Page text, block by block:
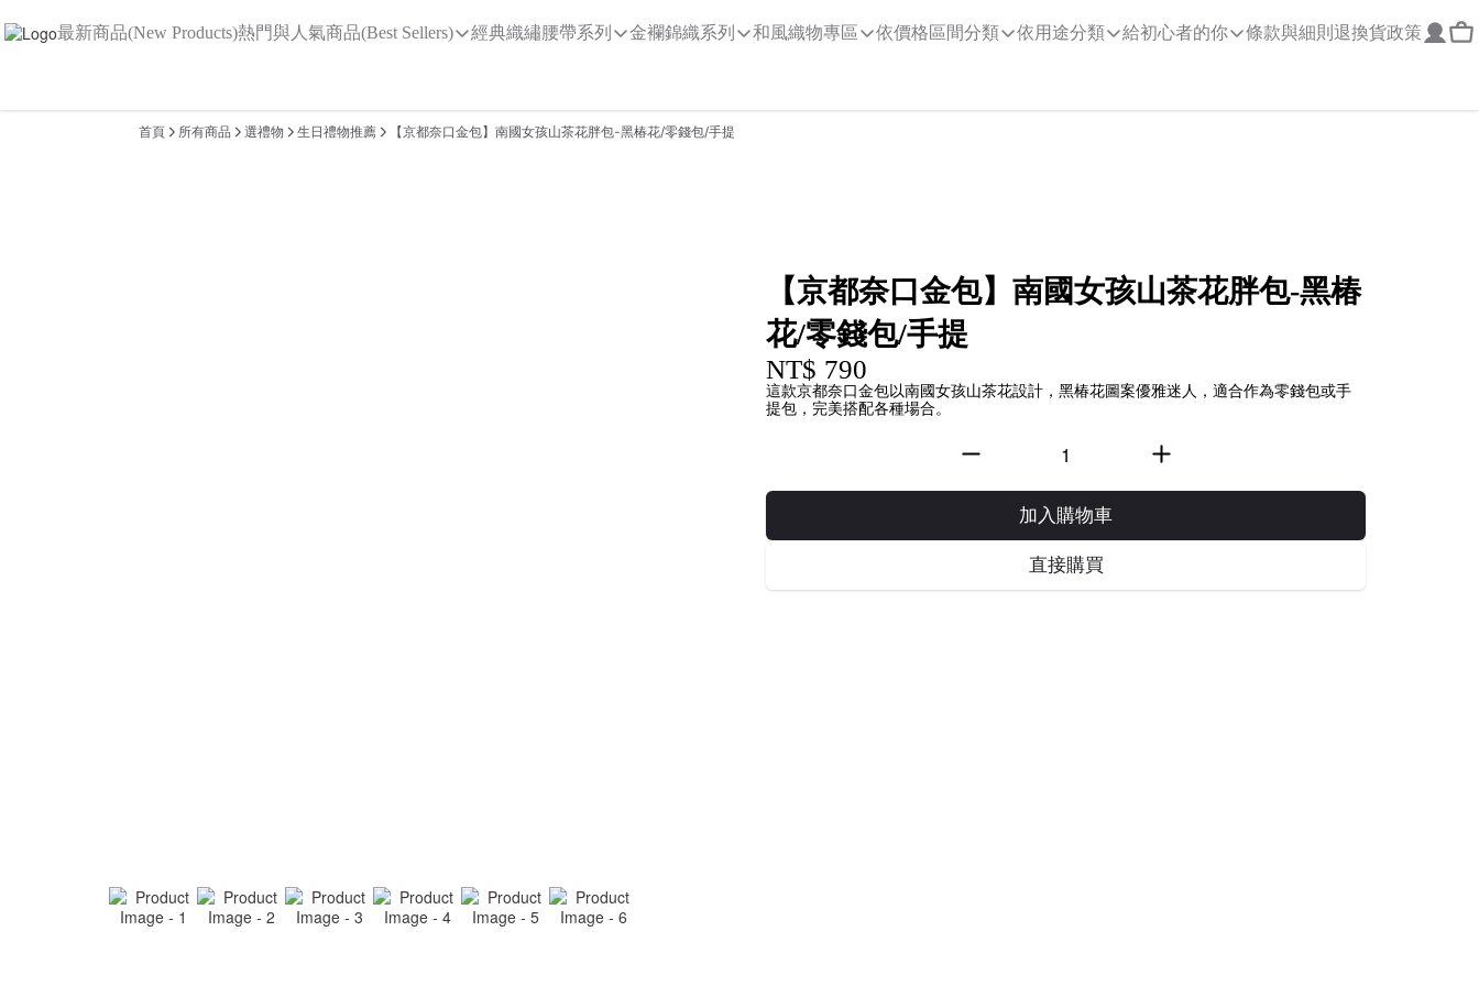
最新商品(New Products)熱門與人氣商品(Best Sellers) 經典織繡腰帶系列 金襴錦織系列 和風織物專區 依價格區間分類 依用途分類 給初心者的你 條款與細則 退換貨政策
首頁 所有商品 選禮物 生日禮物推薦 【京都奈口金包】南國女孩山茶花胖包-黑椿花/零錢包/手提
【京都奈口金包】南國女孩山茶花胖包-黑椿
花/零錢包/手提
NT$ 790
這款京都奈口金包以南國女孩山茶花設計，黑椿花圖案優雅迷人，適合作為零錢包或手
提包，完美搭配各種場合。
加入購物車
直接購買